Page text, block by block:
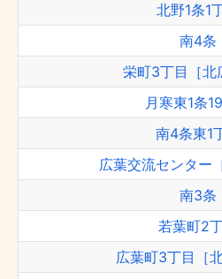
北野1条1
南4条
栄町3丁目［北
月寒東1条
南4条東1
広葉交流センター
南3条
若葉町2
広葉町3丁目［北